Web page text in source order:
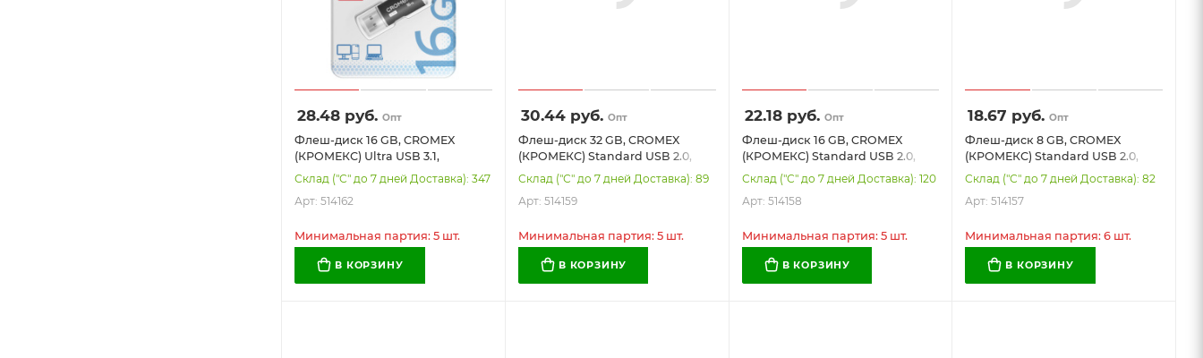
28.48 руб. Опт
Флеш-диск 16 GB, CROMEX
(КРОМЕКС) Ultra USB 3.1,
металлический корпус, черный,
514162
Склад ("С" до 7 дней Доставка): 347
Арт: 514162
Минимальная партия: 5 шт.
В КОРЗИНУ
30.44руб. Опт
Флеш-диск 32 GB, CROMEX
(КРОМЕКС) Standard USB 2.0,
черный, 514159
Склад ("С" до 7 дней Доставка): 89
Арт: 514159
Минимальная партия: 5 шт.
В КОРЗИНУ
22.18руб. Опт
Флеш-диск 16 GB, CROMEX
(КРОМЕКС) Standard USB 2.0,
черный, 514158
Склад ("С" до 7 дней Доставка): 120
Арт: 514158
Минимальная партия: 5 шт.
В КОРЗИНУ
18.67 руб. Опт
Флеш-диск 8 GB, CROMEX
(КРОМЕКС) Standard USB 2.0,
черный, 514157
Склад ("С" до 7 дней Доставка): 82
Арт: 514157
Минимальная партия: 6 шт.
В КОРЗИНУ